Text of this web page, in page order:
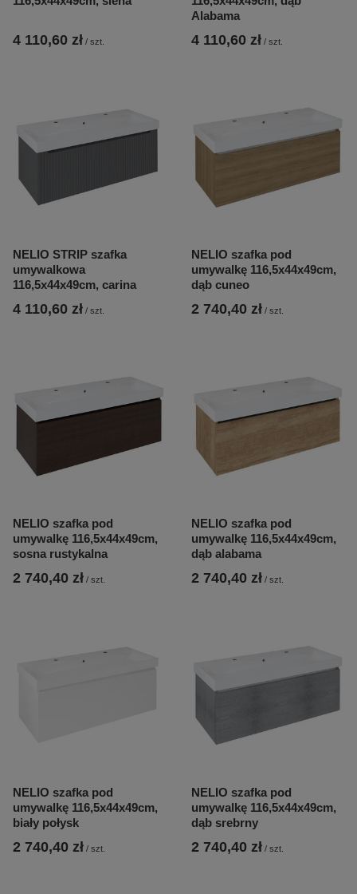
4 110,60 zł / szt.
Alabama
4 110,60 zł / szt.
NELIO STRIP szafka
umywalkowa
116,5x44x49cm, carina
4 110,60 zł / szt.
NELIO szafka pod
umywalkę 116,5x44x49cm,
dąb cuneo
2 740,40 zł / szt.
NELIO szafka pod
umywalkę 116,5x44x49cm,
sosna rustykalna
2 740,40 zł / szt.
NELIO szafka pod
umywalkę 116,5x44x49cm,
dąb alabama
2 740,40 zł / szt.
NELIO szafka pod
umywalkę 116,5x44x49cm,
biały połysk
2 740,40 zł / szt.
NELIO szafka pod
umywalkę 116,5x44x49cm,
dąb srebrny
2 740,40 zł / szt.